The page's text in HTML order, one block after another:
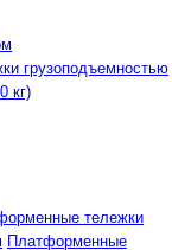
грузоподъемностью
кг)
тележки
Платформенные